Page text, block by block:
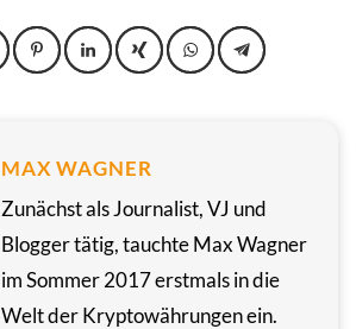
MAX WAGNER
Zunächst als Journalist, VJ und
Blogger tätig, tauchte Max Wagner
im Sommer 2017 erstmals in die
Welt der Kryptowährungen ein.